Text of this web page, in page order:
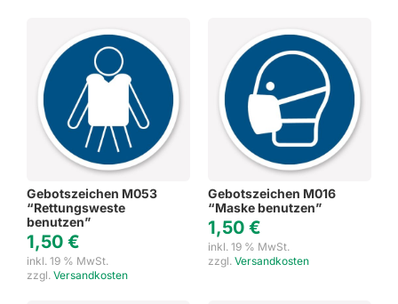
Gebotszeichen M053
“Rettungsweste
benutzen”
1,50 €
inkl. 19 % MwSt.
zzgl. Versandkosten
Gebotszeichen M016
“Maske benutzen”
1,50 €
inkl. 19 % MwSt.
zzgl. Versandkosten